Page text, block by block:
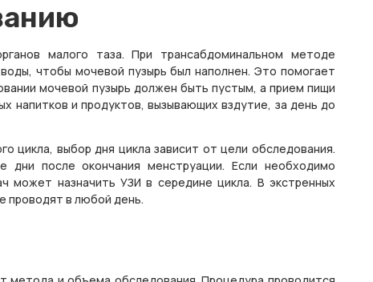
малого таза. При трансабдоминальном методе
чтобы мочевой пузырь был наполнен. Это помогает
мочевой пузырь должен быть пустым, а прием пищи
напитков и продуктов, вызывающих вздутие, за день до
цикла, выбор дня цикла зависит от цели обследования.
после окончания менструации. Если необходимо
может назначить УЗИ в середине цикла. В экстренных
проводят в любой день.